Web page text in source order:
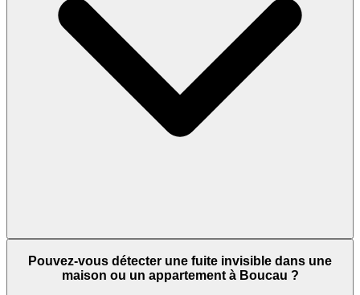
Pouvez-vous détecter une fuite invisible dans une
maison ou un appartement à Boucau ?